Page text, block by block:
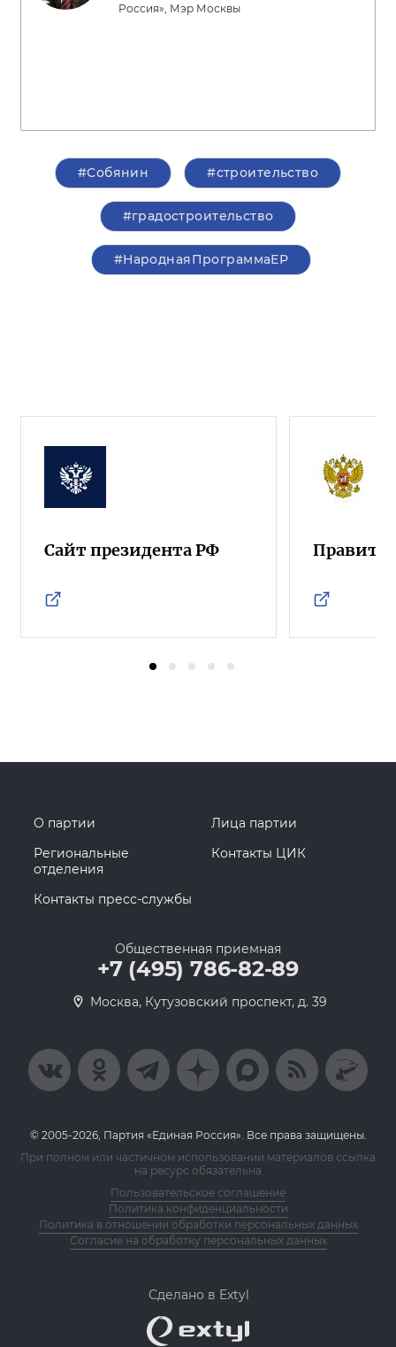
Россия», Мэр Москвы
#Собянин #строительство
#градостроительство
#НароднаяПрограммаЕР
Сайт президента РФ
О партии
Лица партии
Региональные
отделения
Контакты ЦИК
Контакты пресс-службы
Общественная приемная
+7 (495) 786-82-89
Москва, Кутузовский проспект, д. 39
© 2005-2026, Партия «Единая Россия». Все права защищены.
При полном или частичном использовании материалов ссылка
на ресурс обязательна
Пользовательское соглашение
Политика конфиденциальности
Политика в отношении обработки персональных данных
Согласие на обработку персональных данных
Сделано в Extyl